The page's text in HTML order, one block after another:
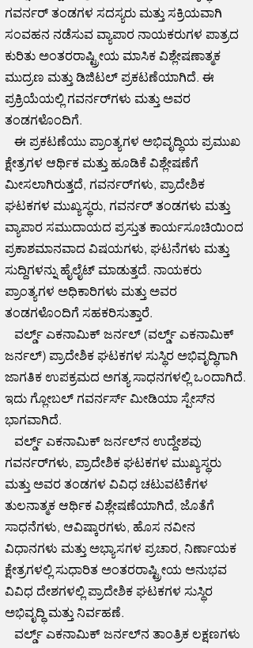
ಗವರ್ನರ್ ತಂಡಗಳ ಸದಸ್ಯರು ಮತ್ತು ಸಕ್ರಿಯವಾಗಿ
ಸಂವಹನ ನಡೆಸುವ ವ್ಯಾಪಾರ ನಾಯಕರುಗಳ ಪಾತ್ರದ
ಕುರಿತು ಅಂತರರಾಷ್ಟ್ರೀಯ ಮಾಸಿಕ ವಿಶ್ಲೇಷಣಾತ್ಮಕ
ಮುದ್ರಣ ಮತ್ತು ಡಿಜಿಟಲ್ ಪ್ರಕಟಣೆಯಾಗಿದೆ. ಈ
ಪ್ರಕ್ರಿಯೆಯಲ್ಲಿ ಗವರ್ನರ್‌ಗಳು ಮತ್ತು ಅವರ
ತಂಡಗಳೊಂದಿಗೆ.
ಈ ಪ್ರಕಟಣೆಯು ಪ್ರಾಂತ್ಯಗಳ ಅಭಿವೃದ್ಧಿಯ ಪ್ರಮುಖ
ಕ್ಷೇತ್ರಗಳ ಆರ್ಥಿಕ ಮತ್ತು ಹೂಡಿಕೆ ವಿಶ್ಲೇಷಣೆಗೆ
ಮೀಸಲಾಗಿರುತ್ತದೆ, ಗವರ್ನರ್‌ಗಳು, ಪ್ರಾದೇಶಿಕ
ಘಟಕಗಳ ಮುಖ್ಯಸ್ಥರು, ಗವರ್ನರ್ ತಂಡಗಳು ಮತ್ತು
ವ್ಯಾಪಾರ ಸಮುದಾಯದ ಪ್ರಸ್ತುತ ಕಾರ್ಯಸೂಚಿಯಿಂದ
ಪ್ರಕಾಶಮಾನವಾದ ವಿಷಯಗಳು, ಘಟನೆಗಳು ಮತ್ತು
ಸುದ್ದಿಗಳನ್ನು ಹೈಲೈಟ್ ಮಾಡುತ್ತದೆ. ನಾಯಕರು
ಪ್ರಾಂತ್ಯಗಳ ಅಧಿಕಾರಿಗಳು ಮತ್ತು ಅವರ
ತಂಡಗಳೊಂದಿಗೆ ಸಹಕರಿಸುತ್ತಾರೆ.
ವರ್ಲ್ಡ್ ಎಕನಾಮಿಕ್ ಜರ್ನಲ್ (ವರ್ಲ್ಡ್ ಎಕನಾಮಿಕ್
ಜರ್ನಲ್) ಪ್ರಾದೇಶಿಕ ಘಟಕಗಳ ಸುಸ್ಥಿರ ಅಭಿವೃದ್ಧಿಗಾಗಿ
ಜಾಗತಿಕ ಉಪಕ್ರಮದ ಅಗತ್ಯ ಸಾಧನಗಳಲ್ಲಿ ಒಂದಾಗಿದೆ.
ಇದು ಗ್ಲೋಬಲ್ ಗವರ್ನರ್ಸ್ ಮೀಡಿಯಾ ಸ್ಪೇಸ್‌ನ
ಭಾಗವಾಗಿದೆ.
ವರ್ಲ್ಡ್ ಎಕನಾಮಿಕ್ ಜರ್ನಲ್‌ನ ಉದ್ದೇಶವು
ಗವರ್ನರ್‌ಗಳು, ಪ್ರಾದೇಶಿಕ ಘಟಕಗಳ ಮುಖ್ಯಸ್ಥರು
ಮತ್ತು ಅವರ ತಂಡಗಳ ವಿವಿಧ ಚಟುವಟಿಕೆಗಳ
ತುಲನಾತ್ಮಕ ಆರ್ಥಿಕ ವಿಶ್ಲೇಷಣೆಯಾಗಿದೆ, ಜೊತೆಗೆ
ಸಾಧನೆಗಳು, ಆವಿಷ್ಕಾರಗಳು, ಹೊಸ ನವೀನ
ವಿಧಾನಗಳು ಮತ್ತು ಅಭ್ಯಾಸಗಳ ಪ್ರಚಾರ, ನಿರ್ಣಾಯಕ
ಕ್ಷೇತ್ರಗಳಲ್ಲಿ ಸುಧಾರಿತ ಅಂತರರಾಷ್ಟ್ರೀಯ ಅನುಭವ
ವಿವಿಧ ದೇಶಗಳಲ್ಲಿ ಪ್ರಾದೇಶಿಕ ಘಟಕಗಳ ಸುಸ್ಥಿರ
ಅಭಿವೃದ್ಧಿ ಮತ್ತು ನಿರ್ವಹಣೆ.
ವರ್ಲ್ಡ್ ಎಕನಾಮಿಕ್ ಜರ್ನಲ್‌ನ ತಾಂತ್ರಿಕ ಲಕ್ಷಣಗಳು